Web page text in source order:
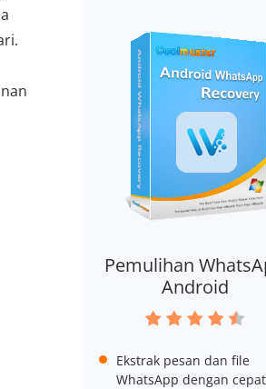
Pemulihan
Android
Ekstrak pesan dan file
WhatsApp dengan cepat